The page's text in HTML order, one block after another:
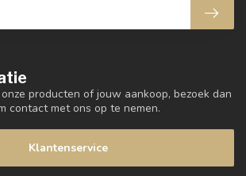
producten of jouw aankoop, bezoek dan
contact met ons op te nemen.
Klantenservice